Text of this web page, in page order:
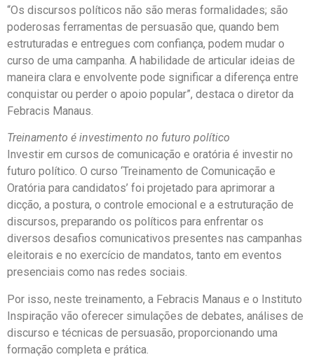
“Os discursos políticos não são meras formalidades; são
poderosas ferramentas de persuasão que, quando bem
estruturadas e entregues com confiança, podem mudar o
curso de uma campanha. A habilidade de articular ideias de
maneira clara e envolvente pode significar a diferença entre
conquistar ou perder o apoio popular”, destaca o diretor da
Febracis Manaus.
Treinamento é investimento no futuro político
Investir em cursos de comunicação e oratória é investir no
futuro político. O curso ‘Treinamento de Comunicação e
Oratória para candidatos’ foi projetado para aprimorar a
dicção, a postura, o controle emocional e a estruturação de
discursos, preparando os políticos para enfrentar os
diversos desafios comunicativos presentes nas campanhas
eleitorais e no exercício de mandatos, tanto em eventos
presenciais como nas redes sociais.
Por isso, neste treinamento, a Febracis Manaus e o Instituto
Inspiração vão oferecer simulações de debates, análises de
discurso e técnicas de persuasão, proporcionando uma
formação completa e prática.